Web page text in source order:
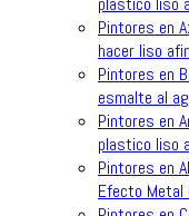
Pintores en
hacer liso
Pintores en
esmalte al
Pintores en
plastico liso
Pintores en
Efecto Metal